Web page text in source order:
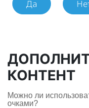
Да
КОНТЕНТ
Можно ли
очками?